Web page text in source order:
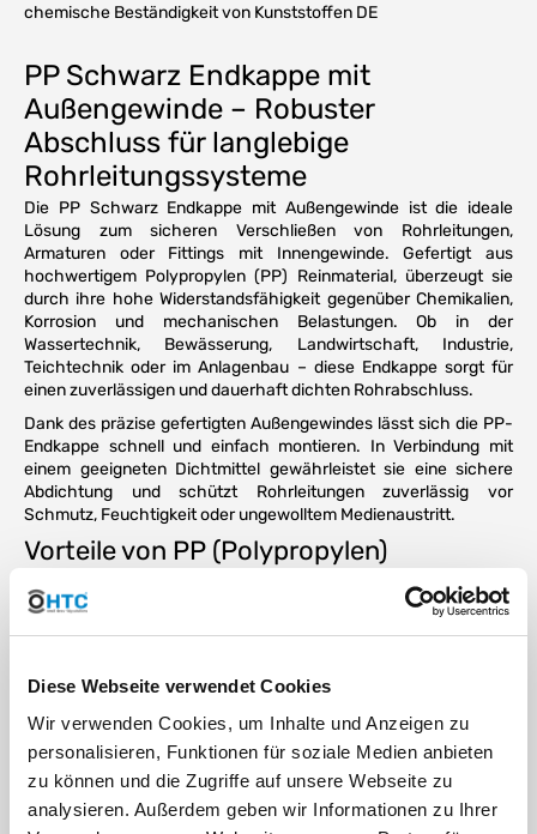
Diese Webseite verwendet Cookies
Wir verwenden Cookies, um Inhalte und Anzeigen zu
personalisieren, Funktionen für soziale Medien anbieten
zu können und die Zugriffe auf unsere Webseite zu
analysieren. Außerdem geben wir Informationen zu Ihrer
chemische Beständigkeit von Kunststoffen DE
PP Schwarz Endkappe mit
Außengewinde – Robuster
Abschluss für langlebige
Rohrleitungssysteme
Die PP Schwarz Endkappe mit Außengewinde ist die ideale
Lösung zum sicheren Verschließen von Rohrleitungen,
Armaturen oder Fittings mit Innengewinde. Gefertigt aus
hochwertigem Polypropylen (PP) Reinmaterial, überzeugt sie
durch ihre hohe Widerstandsfähigkeit gegenüber Chemikalien,
Korrosion und mechanischen Belastungen. Ob in der
Wassertechnik, Bewässerung, Landwirtschaft, Industrie,
Teichtechnik oder im Anlagenbau – diese Endkappe sorgt für
einen zuverlässigen und dauerhaft dichten Rohrabschluss.
Dank des präzise gefertigten Außengewindes lässt sich die PP-
Endkappe schnell und einfach montieren. In Verbindung mit
einem geeigneten Dichtmittel gewährleistet sie eine sichere
Abdichtung und schützt Rohrleitungen zuverlässig vor
Schmutz, Feuchtigkeit oder ungewolltem Medienaustritt.
Vorteile von PP (Polypropylen)
Reinmaterial
Chemikalien
Korrosionsfrei und rostbeständig
Geringes Gewicht bei hoher Stabilität
Hohe Schlagzähigkeit und lange Lebensdauer
Temperaturbeständig für zahlreiche Anwendungen
UV-stabilisierte schwarze Ausführung für den